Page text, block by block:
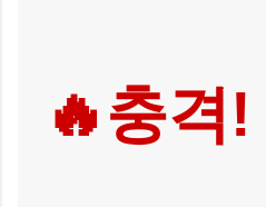
🔥충격